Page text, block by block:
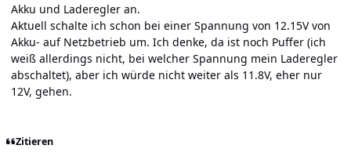
Akku und Laderegler an.
Aktuell schalte ich schon bei einer Spannung von 12.15V von
Akku- auf Netzbetrieb um. Ich denke, da ist noch Puffer (ich
weiß allerdings nicht, bei welcher Spannung mein Laderegler
abschaltet), aber ich würde nicht weiter als 11.8V, eher nur
12V, gehen.
Zitieren